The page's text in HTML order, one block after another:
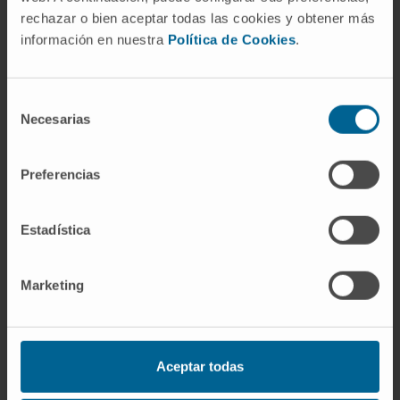
rechazar o bien aceptar todas las cookies y obtener más
información en nuestra Política de Cookies.
Necesarias
Preferencias
Estadística
Marketing
Aceptar todas
Plataforma de Imagen
Dra. Edurne San José Enériz
Investigadora